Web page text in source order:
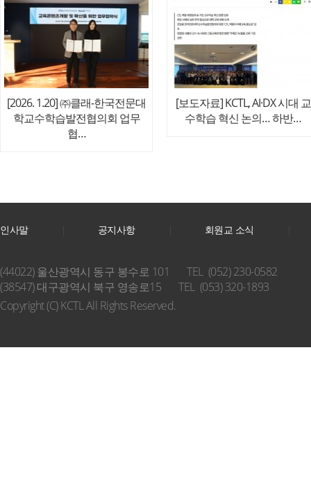
[2026. 1.20] ㈜클래-한국전문대
학교수학습발전협의회 업무
협…
[보도자료] KCTL, AI·DX 시대 교
수학습 혁신 논의… 하반…
인사말 공지사항 회원교 소식
(44022) 울산광역시 동구 봉수로 101
TEL (052) 230-0582
(38547) 대구광역시 북구 영송로15
TEL (053) 320-1893
Copyright (C) KCTL All Rights Reserved.